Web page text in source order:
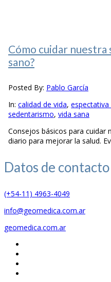
Cómo cuidar nuestra
sano?
Posted By: Pablo García
In: calidad de vida, espectativa
sedentarismo, vida sana
Consejos básicos para cuidar
diario para mejorar la salud.
Datos de contacto
(+54-11) 4963-4049
info@geomedica.com.ar
geomedica.com.ar